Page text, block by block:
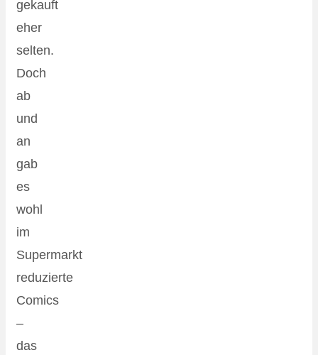
gekauft
eher
selten.
Doch
ab
und
an
gab
es
wohl
im
Supermarkt
reduzierte
Comics
–
das